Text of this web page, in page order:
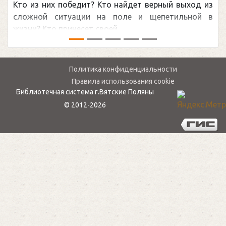
обсуждаемая хоккейная тема последних лет в
мире.Перед сезоном Национальной хоккейной лиги
— ...
Политика конфиденциальности
Правила использования cookie
© 2012-2026